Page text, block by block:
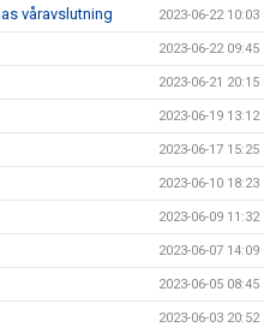
våravslutning 2023-06-22 10:03
2023-06-22 09:45
2023-06-21 20:15
2023-06-19 13:12
2023-06-17 15:25
2023-06-10 18:23
2023-06-09 11:32
2023-06-07 14:09
2023-06-05 08:45
2023-06-03 20:52